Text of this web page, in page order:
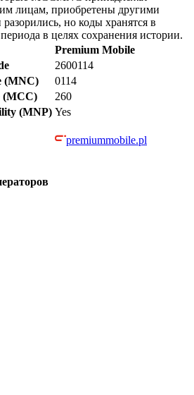
лицам, приобретены другими
но коды хранятся в
в целях сохранения истории.
Premium Mobile
2600114
(MNC)
0114
(MCC)
260
(MNP) Yes
premiummobile.pl